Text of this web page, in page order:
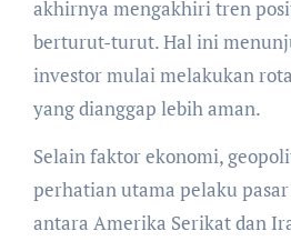
akhirnya mengakhiri tren
berturut-turut. Hal ini
investor mulai melakukan
yang dianggap lebih aman.
Selain faktor ekonomi,
perhatian utama pelaku
antara Amerika Serikat dan